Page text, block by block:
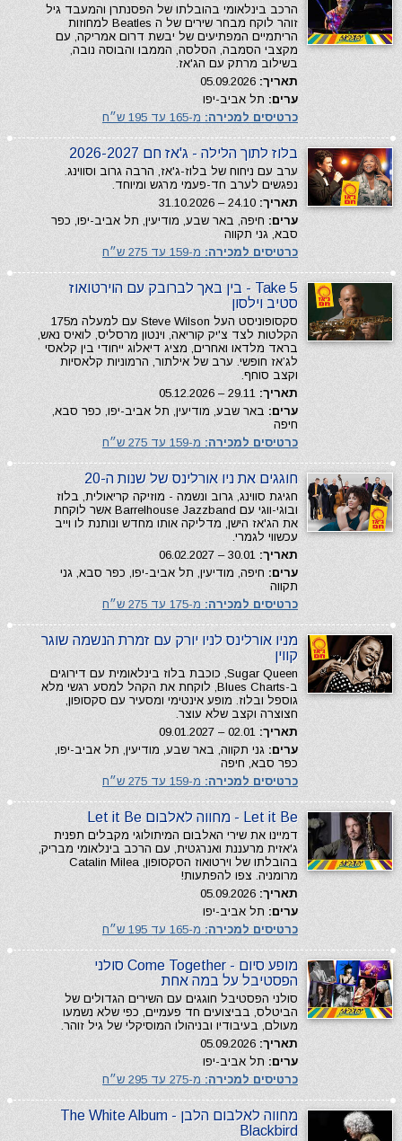
הרכב בינלאומי בהובלתו של הפסנתרן והמעבד גיל
זוהר לוקח מבחר שירים של ה Beatles למחוזות
הריתמיים המפתיעים של יבשת דרום אמריקה, עם
מקצבי הסמבה, הסלסה, הממבו והבוסה נובה,
בשילוב מרתק עם הג'אז.
תאריך:
ערים: תל אביב-יפו
כרטיסים למכירה: מ-165 עד 195 ש״ח
בלוז לתוך הלילה - ג'אז חם 2026-2027
ערב עם ניחוח של בלוז-ג'אז, הרבה גרוב וסווינג.
נפגשים לערב חד-פעמי מרגש ומיוחד.
תאריך:
ערים: חיפה, באר שבע, מודיעין, תל אביב-יפו, כפר
סבא, גני תקווה
כרטיסים למכירה: מ-159 עד 275 ש״ח
Take 5 - בין באך לברובק עם הוירטואוז
סטיב וילסון
סקסופוניסט העל Steve Wilson עם למעלה מ175
הקלטות לצד צ'יק קוריאה, וינטון מרסליס, לואיס נאש,
בראד מלדאו ואחרים, מציג דיאלוג ייחודי בין קלאסי
לג’אז חופשי. ערב של אילתור, הרמוניות קלאסיות
וקצב סוחף.
תאריך:
ערים: באר שבע, מודיעין, תל אביב-יפו, כפר סבא,
חיפה
כרטיסים למכירה: מ-159 עד 275 ש״ח
חוגגים את ניו אורלינס של שנות ה-20
חגיגת סווינג, גרוב ונשמה - מוזיקה קריאולית, בלוז
ובוגי-ווגי עם Barrelhouse Jazzband אשר לוקחת
את הג'אז הישן, מדליקה אותו מחדש ונותנת לו וייב
עכשווי לגמרי.
תאריך:
ערים: חיפה, מודיעין, תל אביב-יפו, כפר סבא, גני
תקווה
כרטיסים למכירה: מ-175 עד 275 ש״ח
מניו אורלינס לניו יורק עם זמרת הנשמה שוגר
קווין
Sugar Queen, כוכבת בלוז בינלאומית עם דירוגים
ב-Blues Charts, לוקחת את הקהל למסע רגשי מלא
גוספל ובלוז. מופע אינטימי ומסעיר עם סקסופון,
חצוצרה וקצב שלא עוצר.
תאריך:
ערים: גני תקווה, באר שבע, מודיעין, תל אביב-יפו,
כפר סבא, חיפה
כרטיסים למכירה: מ-159 עד 275 ש״ח
Let it Be - מחווה לאלבום Let it Be
דמיינו את שירי האלבום המיתולוגי מקבלים תפנית
ג'אזית מרעננת ואנרגטית, עם הרכב בינלאומי מבריק,
בהובלתו של וירטואוז הסקסופון, Catalin Milea
מרומניה. צפו להפתעות!
תאריך:
ערים: תל אביב-יפו
כרטיסים למכירה: מ-165 עד 195 ש״ח
מופע סיום - Come Together סולני
הפסטיבל על במה אחת
סולני הפסטיבל חוגגים עם השירים הגדולים של
הביטלס, בביצועים חד פעמיים, כפי שלא נשמעו
מעולם, בעיבודיו ובניהולו המוסיקלי של גיל זוהר.
תאריך:
ערים: תל אביב-יפו
כרטיסים למכירה: מ-275 עד 295 ש״ח
מחווה לאלבום הלבן The White Album -
Blackbird